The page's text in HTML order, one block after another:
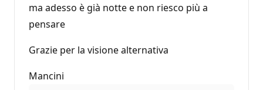
ma adesso è già notte e non riesco più a
pensare
Grazie per la visione alternativa
Mancini